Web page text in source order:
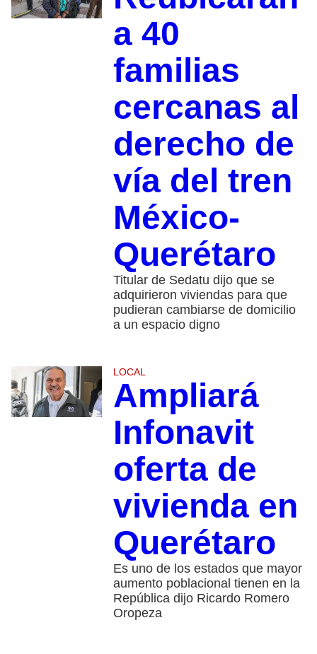
a 40
familias
cercanas al
derecho de
vía del tren
México-
Querétaro
Titular de Sedatu dijo que se
adquirieron viviendas para que
pudieran cambiarse de domicilio
a un espacio digno
LOCAL
Ampliará
Infonavit
oferta de
vivienda en
Querétaro
Es uno de los estados que mayor
aumento poblacional tienen en la
República dijo Ricardo Romero
Oropeza